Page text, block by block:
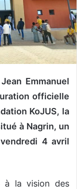
Emmanuel
officielle
KoJUS, la
à Nagrin, un
4 avril
à la vision des